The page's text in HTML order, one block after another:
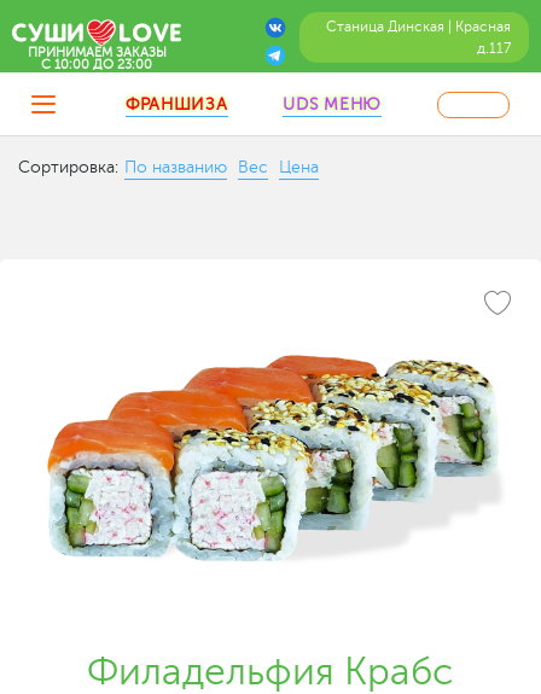
Станица Динская | Красная
д.117
ПРИНИМАЕМ ЗАКАЗЫ
C 10:00 ДО 23:00
ФРАНШИЗА UDS МЕНЮ
Сортировка: По названию Вес Цена
Филадельфия Крабс